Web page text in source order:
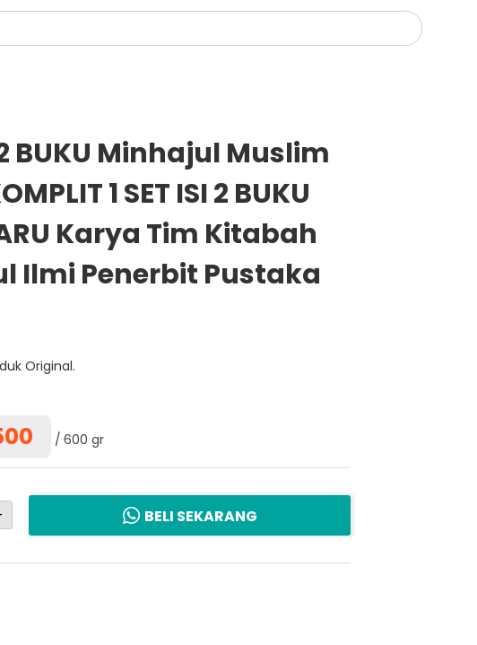
BUKU Minhajul Muslim
1 SET ISI 2 BUKU
Karya Tim Kitabah
Ilmi Penerbit Pustaka
Original.
600 gr
BELI SEKARANG